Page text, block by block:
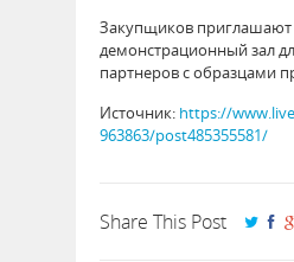
Закупщиков приглашают
демонстрационный зал
партнеров с образцами
Источник: https://
963863/post485355581/
Share This Post